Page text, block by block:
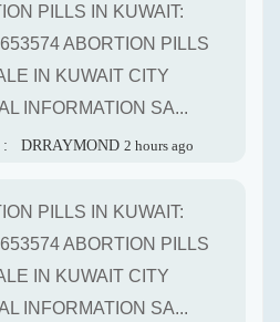
PILLS IN KUWAIT:
ABORTION PILLS
IN KUWAIT CITY
INFORMATION SA...
: DRRAYMOND 2 hours ago
PILLS IN KUWAIT:
ABORTION PILLS
IN KUWAIT CITY
INFORMATION SA...